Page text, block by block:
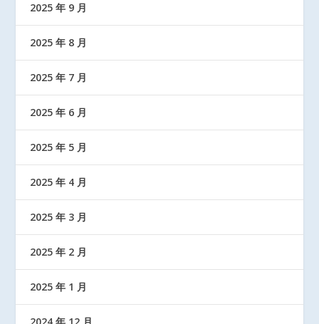
2025 年 9 月
2025 年 8 月
2025 年 7 月
2025 年 6 月
2025 年 5 月
2025 年 4 月
2025 年 3 月
2025 年 2 月
2025 年 1 月